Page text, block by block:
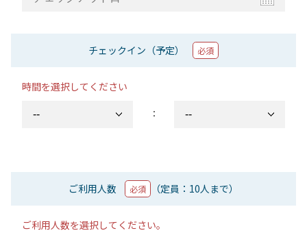
チェックイン（予定） 必須
時間を選択してください
：
ご利用人数 必須 （定員：10人まで）
ご利用人数を選択してください。